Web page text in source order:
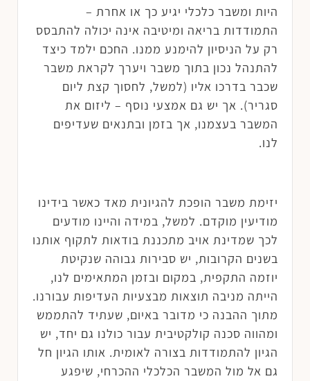
היות ומשבר כלכלי יגיע כך או אחרת –
התמודדות בריאה ומיטיבה אינה יכולה להתבסס
רק על הניסיון להימנע ממנו. החכם ילמד כיצד
להתנהל נכון בתוך משבר ויערך לקראת משבר
שכבר בדרכו אליו (למשל, לחסוך קצת ליום
סגריר). אך יש גם אמצעי נוסף – ליזום את
המשבר בעצמנו, אך בזמן ובתנאים שעדיפים
לנו.
יזימת משבר הופכת להגיונית מאד כאשר בידינו
מודיעין מוקדם. למשל, במידה והיינו מודעים
לכך שמדינת אויב מתכננת בודאות לתקוף אותנו
בשנים הקרובות, יש סבירות גבוהה שנקיטת
יוזמה התקפית, במקום ובזמן המתאימים לנו,
הייתה מניבה תוצאות מבצעיות העדיפות עבורנו.
מתוך ההבנה כי מדובר באיום, שעתיד להתממש
ומהווה סכנה קולקטיבית עבור כולנו גם יחד, יש
הגיון להתמודדות בצורה לאומית. אותו הגיון חל
גם אל מול המשבר הכלכלי ההכרחי, שיפגע